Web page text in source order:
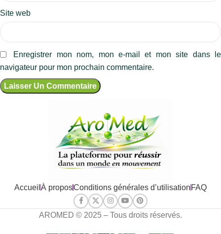
Site web
Enregistrer mon nom, mon e-mail et mon site dans le
navigateur pour mon prochain commentaire.
Accueil À proposConditions générales d’utilisation FAQ
AROMED © 2025 – Tous droits réservés.